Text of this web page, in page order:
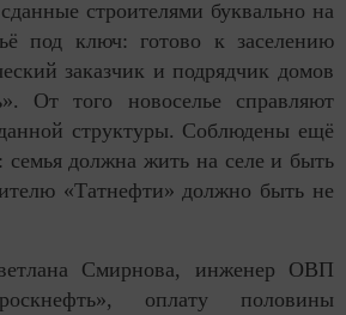
строителями буквально на
под ключ: готово к заселению
заказчик и подрядчик домов
От того новоселье справляют
структуры. Соблюдены ещё
семья должна жить на селе и быть
«Татнефти» должно быть не
Смирнова, инженер ОВП
оплату половины